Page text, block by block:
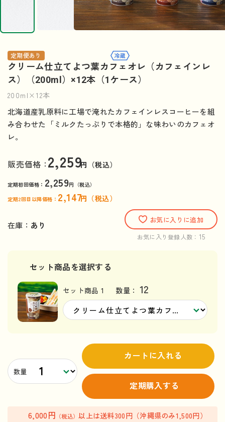
定期便あり
クリーム仕立てよつ葉カフェオレ（カフェインレ
ス）（200ml）×12本（1ケース）
200ml×12本
北海道産乳原料に工場で淹れたカフェインレスコーヒーを組
み合わせた「ミルクたっぷりで本格的」な味わいのカフェオ
レ。
販売価格：2,259円（税込）
定期初回価格： 2,259円（税込）
定期2回目以降価格： 2,147円（税込）
在庫： あり
お気に入りに追加
お気に入り登録人数： 15
セット商品を選択する
セット商品 1 数量： 12
数量
カートに入れる
定期購入する
6,000円 （税込）以上は送料300円（沖縄県のみ1,500円）